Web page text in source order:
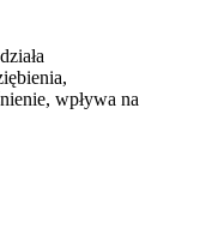
wpływa na